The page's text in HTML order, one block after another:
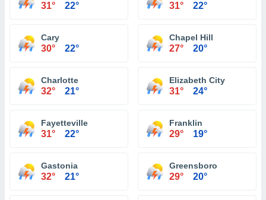
31° 22° 31° 22°
Cary
30° 22°
Chapel Hill
27° 20°
Charlotte
32° 21°
Elizabeth City
31° 24°
Fayetteville
31° 22°
Franklin
29° 19°
Gastonia
32° 21°
Greensboro
29° 20°